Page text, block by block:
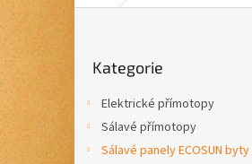
kategorie
Kategorie
Elektrické přímotopy
Sálavé přímotopy
Sálavé panely ECOSUN